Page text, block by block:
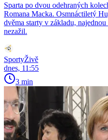
Sparta po dvou odehraných
Romana Macka. Osmnáctiletý
dvěma starty v základu,
nezažil.
SportyŽivě
dnes, 11:55
3 min